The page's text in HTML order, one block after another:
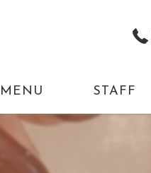
MENU STAFF